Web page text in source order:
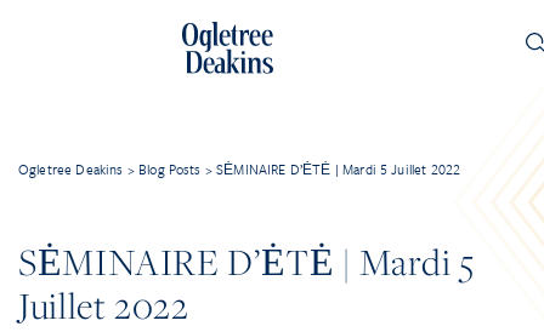
Ogletree Deakins > Blog Posts >SĖMINAIRE D’ĖTĖ | Mardi 5 Juillet 2022
SĖMINAIRE D’ĖTĖ | Mardi 5
Juillet 2022